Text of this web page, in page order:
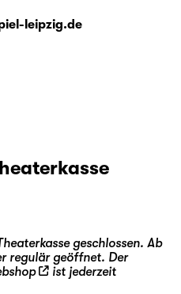
leipzig.de
geschlossen. Ab
regulär geöffnet. Der
ist jederzeit